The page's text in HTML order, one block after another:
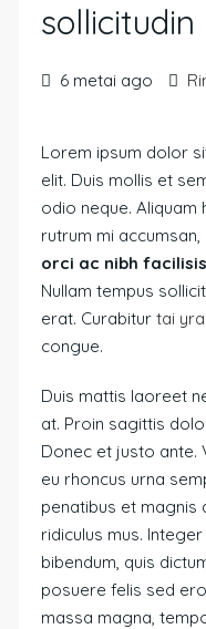
sollicitudin
6 metai ago
Lorem ipsum dolor
elit. Duis mollis et
odio neque. Aliquam
rutrum mi accumsan,
orci ac nibh facilisis
Nullam tempus
erat. Curabitur tai
congue.
Duis mattis laoreet
at. Proin sagittis
Donec et justo ante.
eu rhoncus urna
penatibus et magnis
ridiculus mus.
bibendum, quis
posuere felis sed
massa magna,